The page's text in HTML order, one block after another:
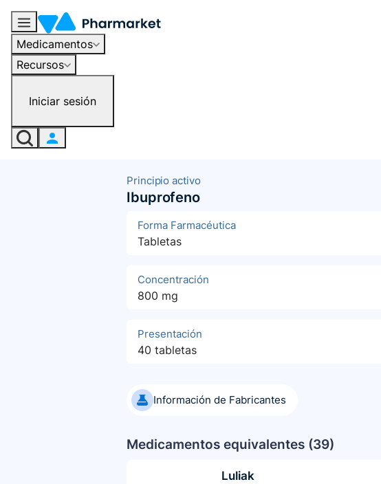
Medicamentos
Recursos
Iniciar sesión
Principio activo
Ibuprofeno
Forma Farmacéutica
Tabletas
Concentración
800 mg
Presentación
40 tabletas
Información de Fabricantes
Medicamentos equivalentes (39)
Luliak